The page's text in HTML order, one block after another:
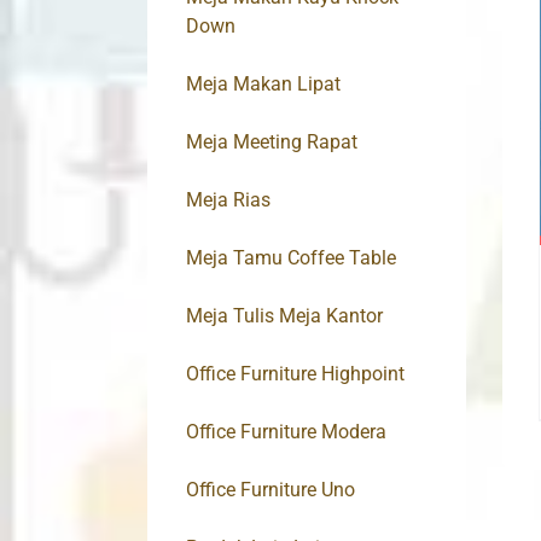
Down
Meja Makan Lipat
Meja Meeting Rapat
Meja Rias
Meja Tamu Coffee Table
Meja Tulis Meja Kantor
Office Furniture Highpoint
Office Furniture Modera
Office Furniture Uno